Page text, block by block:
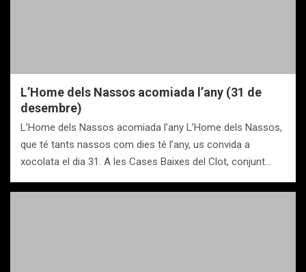
L’Home dels Nassos acomiada l’any (31 de
desembre)
L’Home dels Nassos acomiada l’any L’Home dels Nassos,
que té tants nassos com dies té l’any, us convida a
xocolata el dia 31. A les Cases Baixes del Clot, conjunt…